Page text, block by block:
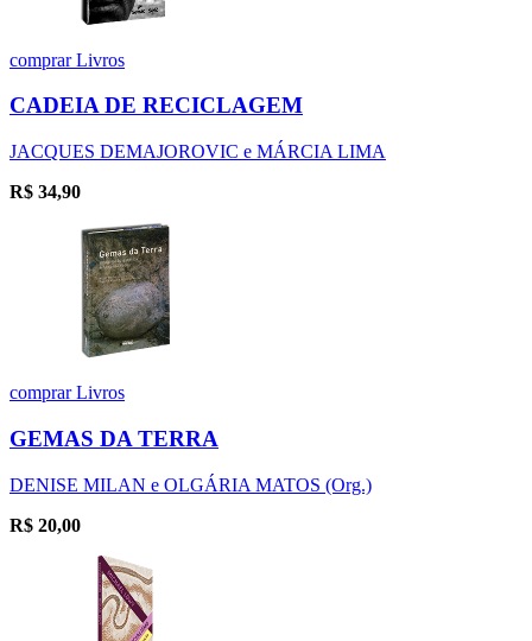
comprarLivros
CADEIA DE RECICLAGEM
JACQUES DEMAJOROVIC e MÁRCIA LIMA
R$ 34,90
comprarLivros
GEMAS DA TERRA
DENISE MILAN e OLGÁRIA MATOS (Org.)
R$ 20,00